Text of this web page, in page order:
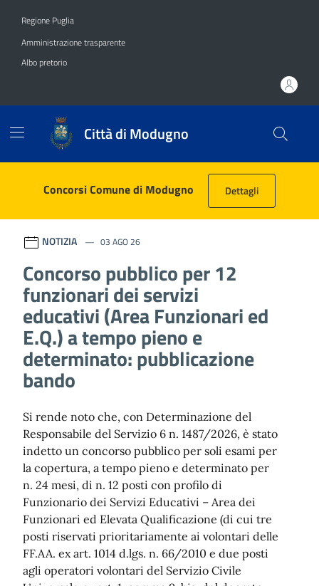
Regione Puglia
Amministrazione trasparente
Albo pretorio
Città di Modugno
Città di Modugno
Contenuti in evidenza
Concorsi Comune di Modugno Dettagli
NOTIZIA 03 AGO 26
Concorso pubblico per 12
funzionari dei servizi
educativi (Area Funzionari ed
E.Q.) a tempo pieno e
determinato: pubblicazione
bando
Si rende noto che, con Determinazione del
Responsabile del Servizio 6 n. 1487/2026, è stato
indetto un concorso pubblico per soli esami per
la copertura, a tempo pieno e determinato per
n. 24 mesi, di n. 12 posti con profilo di
Funzionario dei Servizi Educativi – Area dei
Funzionari ed Elevata Qualificazione (di cui tre
posti riservati prioritariamente ai volontari delle
FF.AA. ex art. 1014 d.lgs. n. 66/2010 e due posti
agli operatori volontari del Servizio Civile